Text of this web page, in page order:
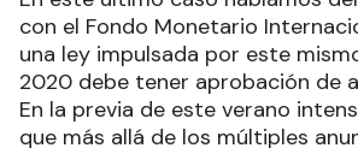
con el Fondo Monetario
una ley impulsada por este
2020 debe tener aprobación de
En la previa de este verano
que más allá de los múltiples